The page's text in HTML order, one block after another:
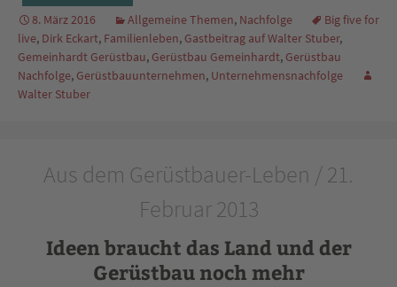
8. März 2016 Allgemeine Themen, Nachfolge
Big five for
live, Dirk Eckart, Familienleben, Gastbeitrag auf Walter Stuber,
Gemeinhardt Gerüstbau, Gerüstbau Gemeinhardt, Gerüstbau
Nachfolge, Gerüstbauunternehmen, Unternehmensnachfolge
Walter Stuber
Aus dem Gerüstbauer-Leben / 21.
Februar 2013
Ideen braucht das Land und der
Gerüstbau noch mehr